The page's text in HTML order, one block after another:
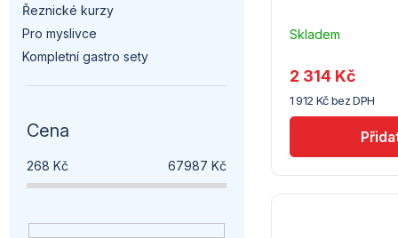
Řeznické kurzy
Pro myslivce
Kompletní gastro sety
Cena
268 Kč 67987 Kč
Skladem
dodavatele
(14) -
Lindr
1 912 Kč bez DPH
2 314 Kč